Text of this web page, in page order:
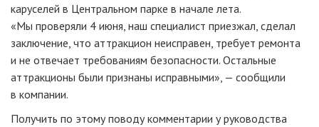
каруселей в Центральном парке в начале лета.
«Мы проверяли 4 июня, наш специалист приезжал, сделал
заключение, что аттракцион неисправен, требует ремонта
и не отвечает требованиям безопасности. Остальные
аттракционы были признаны исправными», — сообщили
в компании.
Получить по этому поводу комментарии у руководства